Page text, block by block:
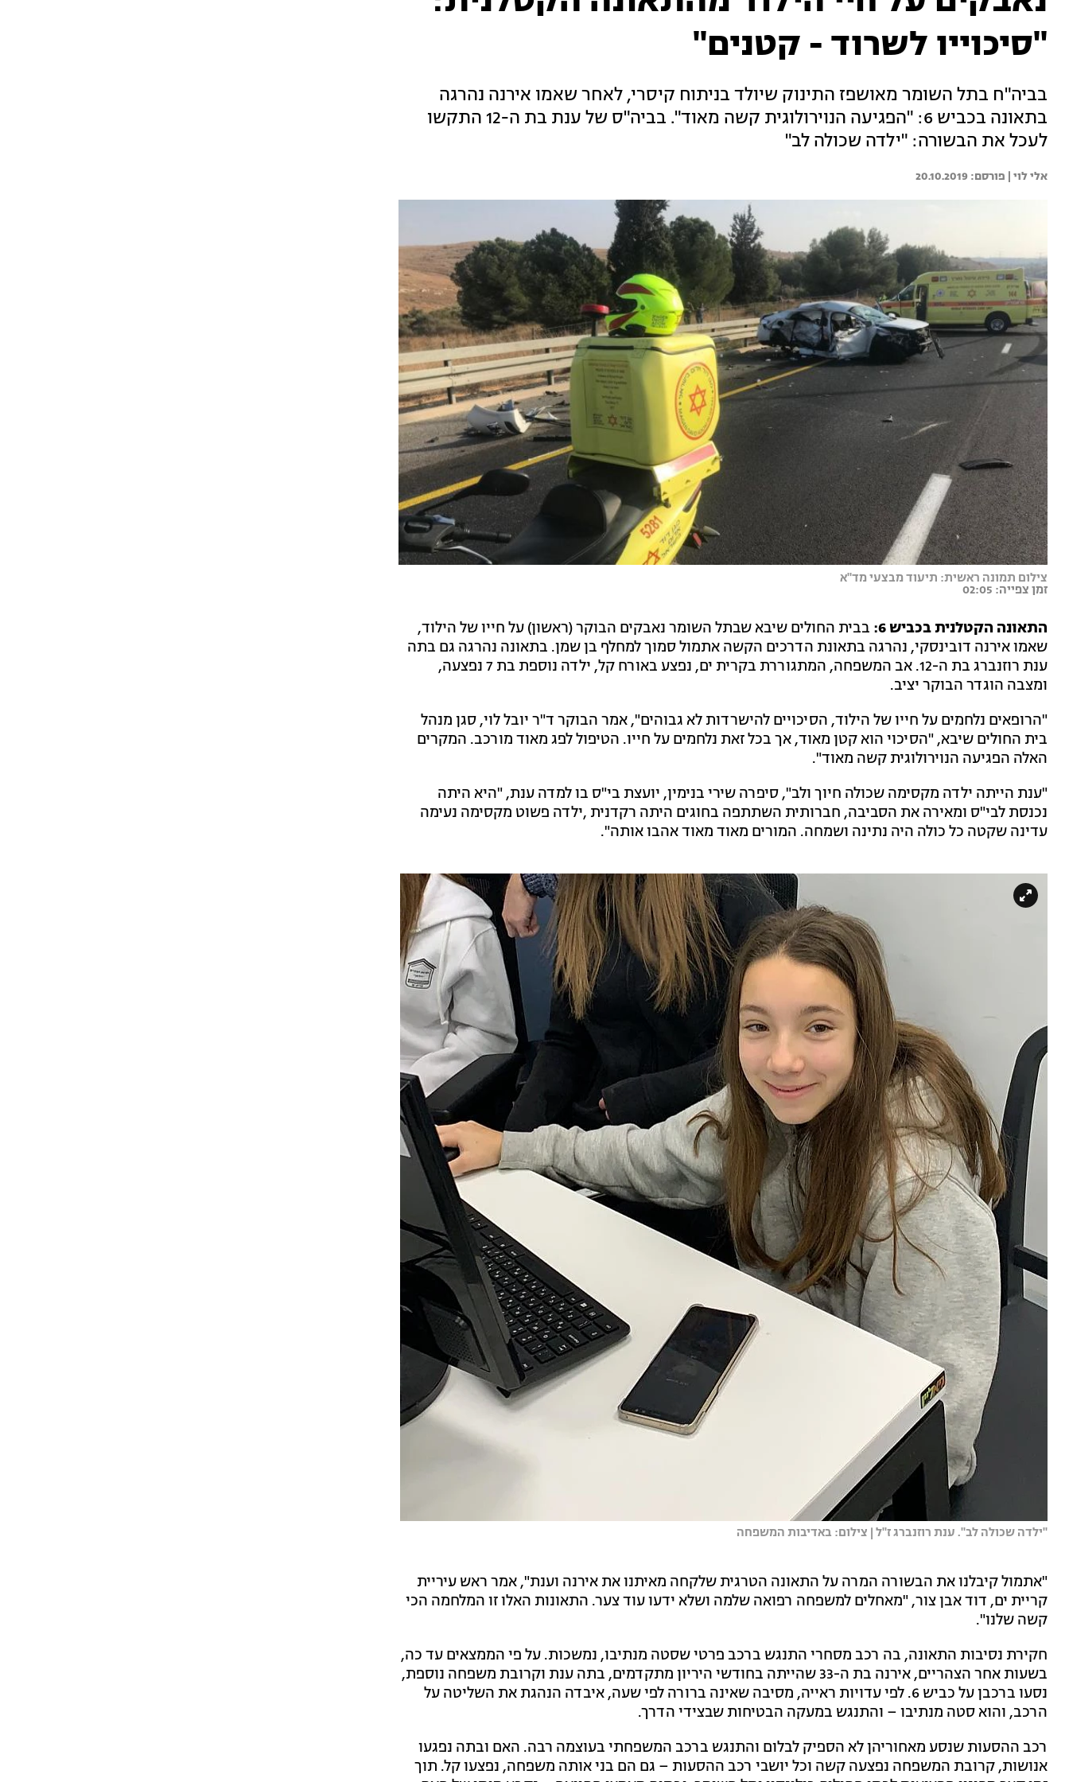
"סיכוייו לשרוד - קטנים"
בביה"ח בתל השומר מאושפז התינוק שיולד בניתוח קיסרי, לאחר שאמו אירנה נהרגה
בתאונה בכביש 6: "הפגיעה הנוירולוגית קשה מאוד". בביה"ס של ענת בת ה-12 התקשו
לעכל את הבשורה: "ילדה שכולה לב"
אלי לוי | 20.10.2019
צילום תמונה ראשית: תיעוד מבצעי מד"א
זמן צפייה: 02:05
התאונה הקטלנית בכביש 6:
בבית החולים שיבא שבתל השומר נאבקים הבוקר (ראשון) על חייו של הילוד,
שאמו אירנה דובינסקי, נהרגה בתאונת הדרכים הקשה אתמול סמוך למחלף בן שמן. בתאונה נהרגה גם בתה
ענת רוזנברג בת ה-12. אב המשפחה, המתגוררת בקרית ים, נפצע באורח קל, ילדה נוספת בת 7 נפצעה,
ומצבה הוגדר הבוקר יציב.
"הרופאים נלחמים על חייו של הילוד, הסיכויים להישרדות לא גבוהים", אמר הבוקר ד"ר יובל לוי, סגן מנהל
בית החולים שיבא, "הסיכוי הוא קטן מאוד, אך בכל זאת נלחמים על חייו. הטיפול לפג מאוד מורכב. המקרים
האלה הפגיעה הנוירולוגית קשה מאוד".
"ענת הייתה ילדה מקסימה שכולה חיוך ולב", סיפרה שירי בנימין, יועצת בי"ס בו למדה ענת, "היא היתה
נכנסת לבי"ס ומאירה את הסביבה, חברותית השתתפה בחוגים היתה רקדנית ,ילדה פשוט מקסימה נעימה
עדינה שקטה כל כולה היה נתינה ושמחה. המורים מאוד מאוד אהבו אותה".
''ילדה שכולה לב''. ענת רוזנברג ז''ל | צילום: באדיבות המשפחה
"אתמול קיבלנו את הבשורה המרה על התאונה הטרגית שלקחה מאיתנו את אירנה וענת", אמר ראש עיריית
קריית ים, דוד אבן צור, "מאחלים למשפחה רפואה שלמה ושלא ידעו עוד צער. התאונות האלו זו המלחמה הכי
קשה שלנו".
חקירת נסיבות התאונה, בה רכב מסחרי התנגש ברכב פרטי שסטה מנתיבו, נמשכות. על פי הממצאים עד כה,
בשעות אחר הצהריים, אירנה בת ה-33 שהייתה בחודשי היריון מתקדמים, בתה ענת וקרובת משפחה נוספת,
נסעו ברכבן על כביש 6. לפי עדויות ראייה, מסיבה שאינה ברורה לפי שעה, איבדה הנהגת את השליטה על
הרכב, והוא סטה מנתיבו – והתנגש במעקה הבטיחות שבצידי הדרך.
רכב ההסעות שנסע מאחוריהן לא הספיק לבלום והתנגש ברכב המשפחתי בעוצמה רבה. האם ובתה נפגעו
אנושות, קרובת המשפחה נפצעה קשה וכל יושבי רכב ההסעות – גם הם בני אותה משפחה, נפצעו קל. תוך